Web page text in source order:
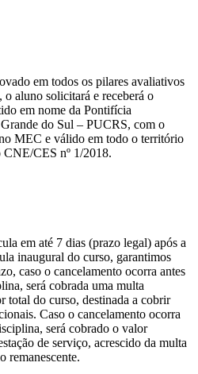
em todos os pilares avaliativos
aluno solicitará e receberá o
em nome da Pontifícia
do Sul – PUCRS, com o
MEC e válido em todo o território
CES nº 1/2018.
em até 7 dias (prazo legal) após a
inaugural do curso, garantimos
caso o cancelamento ocorra antes
será cobrada uma multa
total do curso, destinada a cobrir
Caso o cancelamento ocorra
será cobrado o valor
de serviço, acrescido da multa
remanescente.